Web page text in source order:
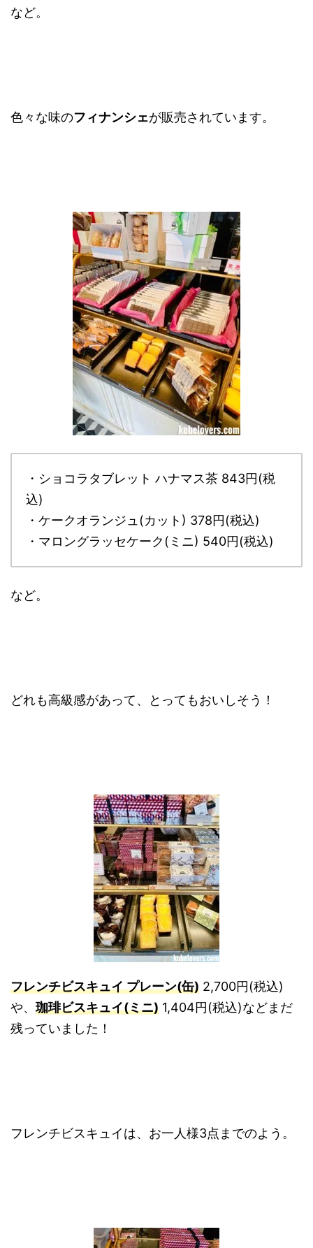
など。
色々な味のフィナンシェが販売されています。
・ショコラタブレット ハナマス茶 843円(税
込)
・ケークオランジュ(カット) 378円(税込)
・マロングラッセケーク(ミニ) 540円(税込)
など。
どれも高級感があって、とってもおいしそう！
フレンチビスキュイ プレーン(缶) 2,700円(税込)
や、 珈琲ビスキュイ(ミニ) 1,404円(税込)などまだ
残っていました！
フレンチビスキュイは、お一人様3点までのよう。